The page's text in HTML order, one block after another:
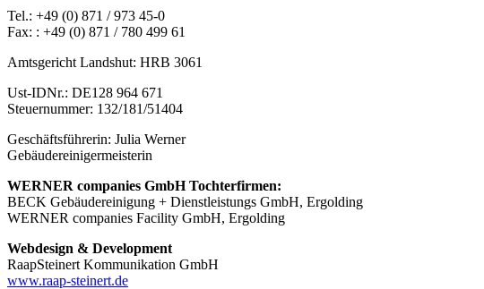
Tel.: +49 (0) 871 / 973 45-0
Fax: : +49 (0) 871 / 780 499 61
Amtsgericht Landshut: HRB 3061
Ust-IDNr.: DE128 964 671
Steuernummer: 132/181/51404
Geschäftsführerin: Julia Werner
Gebäudereinigermeisterin
WERNER companies GmbH Tochterfirmen:
BECK Gebäudereinigung + Dienstleistungs GmbH, Ergolding
WERNER companies Facility GmbH, Ergolding
Webdesign & Development
RaapSteinert Kommunikation GmbH
www.raap-steinert.de